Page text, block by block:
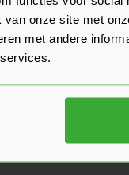
onze site met
met andere